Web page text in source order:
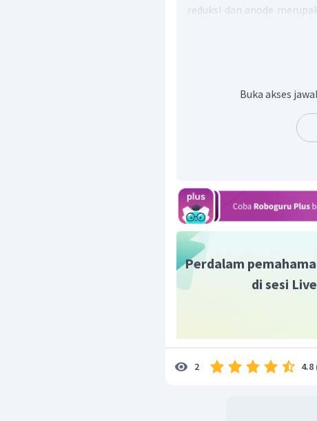
reduksi dan anode
potensial sel dari Ag lebih
Sehingga nilai potensial
Buka akses
Perdalam
di sesi
2 4.8 (